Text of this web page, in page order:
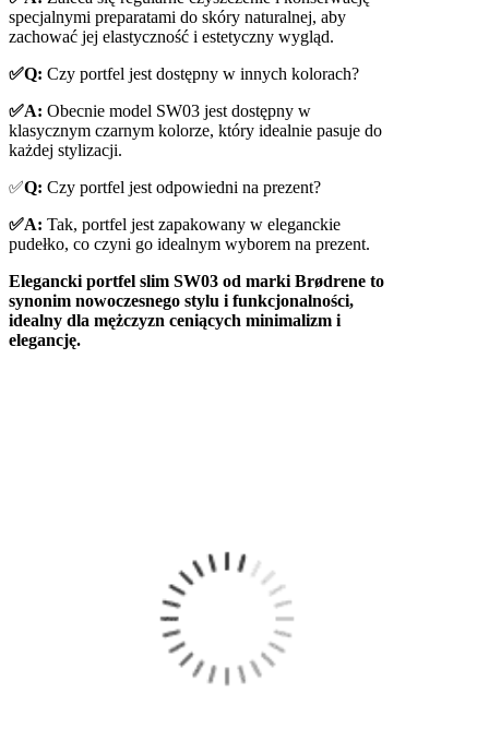
specjalnymi preparatami do skóry naturalnej, aby
zachować jej elastyczność i estetyczny wygląd.
✅Q: Czy portfel jest dostępny w innych kolorach?
✅A: Obecnie model SW03 jest dostępny w
klasycznym czarnym kolorze, który idealnie pasuje do
każdej stylizacji.
✅Q: Czy portfel jest odpowiedni na prezent?
✅A: Tak, portfel jest zapakowany w eleganckie
pudełko, co czyni go idealnym wyborem na prezent.
Elegancki portfel slim SW03 od marki Brødrene to
synonim nowoczesnego stylu i funkcjonalności,
idealny dla mężczyzn ceniących minimalizm i
elegancję.